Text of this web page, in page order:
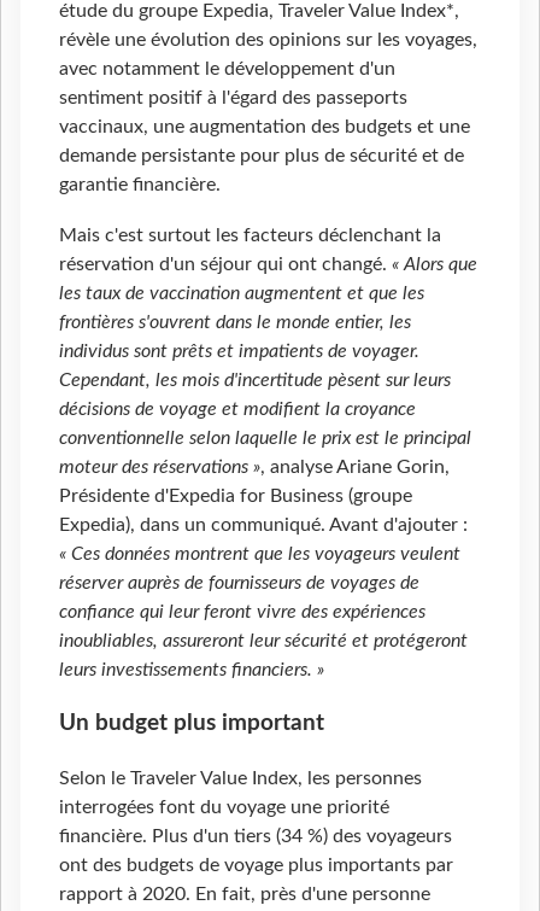
étude du groupe Expedia, Traveler Value Index*,
révèle une évolution des opinions sur les voyages,
avec notamment le développement d'un
sentiment positif à l'égard des passeports
vaccinaux, une augmentation des budgets et une
demande persistante pour plus de sécurité et de
garantie financière.
Mais c'est surtout les facteurs déclenchant la
réservation d'un séjour qui ont changé. « Alors que
les taux de vaccination augmentent et que les
frontières s'ouvrent dans le monde entier, les
individus sont prêts et impatients de voyager.
Cependant, les mois d'incertitude pèsent sur leurs
décisions de voyage et modifient la croyance
conventionnelle selon laquelle le prix est le principal
moteur des réservations », analyse Ariane Gorin,
Présidente d'Expedia for Business (groupe
Expedia), dans un communiqué. Avant d'ajouter :
« Ces données montrent que les voyageurs veulent
réserver auprès de fournisseurs de voyages de
confiance qui leur feront vivre des expériences
inoubliables, assureront leur sécurité et protégeront
leurs investissements financiers. »
Un budget plus important
Selon le Traveler Value Index, les personnes
interrogées font du voyage une priorité
financière. Plus d'un tiers (34 %) des voyageurs
ont des budgets de voyage plus importants par
rapport à 2020. En fait, près d'une personne